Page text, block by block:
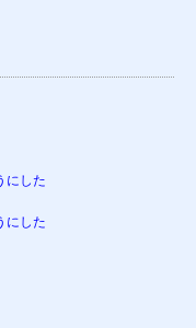
にした
にした